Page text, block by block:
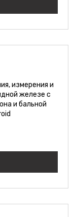
измерения и
железе с
и бальной